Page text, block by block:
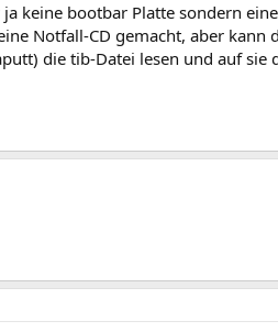
keine bootbar Platte sondern
Notfall-CD gemacht, aber
die tib-Datei lesen und auf sie